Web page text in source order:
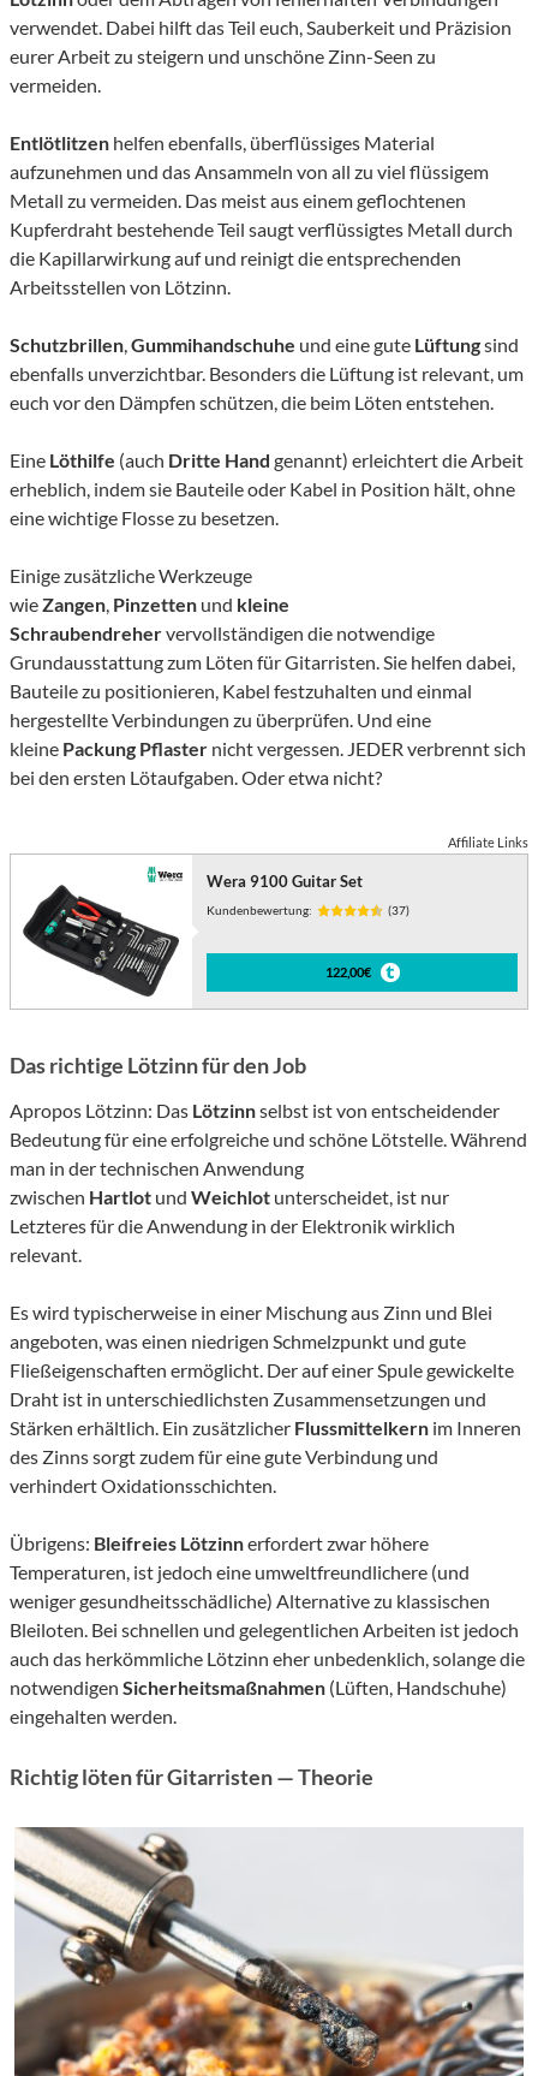
verwendet. Dabei hilft das Teil euch, Sauberkeit und Präzision
eurer Arbeit zu steigern und unschöne Zinn-Seen zu
vermeiden.
Entlötlitzen helfen ebenfalls, überflüssiges Material
aufzunehmen und das Ansammeln von all zu viel flüssigem
Metall zu vermeiden. Das meist aus einem geflochtenen
Kupferdraht bestehende Teil saugt verflüssigtes Metall durch
die Kapillarwirkung auf und reinigt die entsprechenden
Arbeitsstellen von Lötzinn.
Schutzbrillen,Gummihandschuhe und eine gute Lüftungsind
ebenfalls unverzichtbar. Besonders die Lüftung ist relevant, um
euch vor den Dämpfen schützen, die beim Löten entstehen.
Eine Löthilfe (auch Dritte Hand genannt) erleichtert die Arbeit
erheblich, indem sie Bauteile oder Kabel in Position hält, ohne
eine wichtige Flosse zu besetzen.
Einige zusätzliche Werkzeuge
wieZangen, Pinzetten und kleine
Schraubendrehervervollständigen die notwendige
Grundausstattung zum Löten für Gitarristen. Sie helfen dabei,
Bauteile zu positionieren, Kabel festzuhalten und einmal
hergestellte Verbindungen zu überprüfen. Und eine
kleine Packung Pflaster nicht vergessen. JEDER verbrennt sich
bei den ersten Lötaufgaben. Oder etwa nicht?
Affiliate Links
Wera 9100 Guitar Set
Kundenbewertung: (37)
122,00€
Das richtige Lötzinn für den Job
Apropos Lötzinn: Das Lötzinnselbst ist von entscheidender
Bedeutung für eine erfolgreiche und schöne Lötstelle. Während
man in der technischen Anwendung
zwischen Hartlot und Weichlot unterscheidet, ist nur
Letzteres für die Anwendung in der Elektronik wirklich
relevant.
Es wird typischerweise in einer Mischung aus Zinn und Blei
angeboten, was einen niedrigen Schmelzpunkt und gute
Fließeigenschaften ermöglicht. Der auf einer Spule gewickelte
Draht ist in unterschiedlichsten Zusammensetzungen und
Stärken erhältlich. Ein zusätzlicher Flussmittelkern im Inneren
des Zinns sorgt zudem für eine gute Verbindung und
verhindert Oxidationsschichten.
Übrigens: Bleifreies Lötzinnerfordert zwar höhere
Temperaturen, ist jedoch eine umweltfreundlichere (und
weniger gesundheitsschädliche) Alternative zu klassischen
Bleiloten. Bei schnellen und gelegentlichen Arbeiten ist jedoch
auch das herkömmliche Lötzinn eher unbedenklich, solange die
notwendigen Sicherheitsmaßnahmen (Lüften, Handschuhe)
eingehalten werden.
Richtig löten für Gitarristen — Theorie